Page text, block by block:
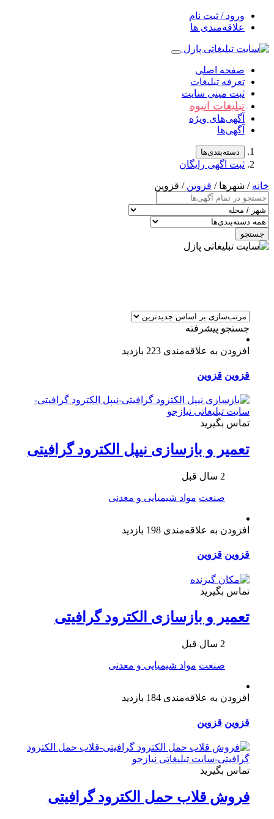
ورود / ثبت نام
علاقه‌مندی ها
صفحه اصلی
تعرفه تبلیغات
ثبت مینی سایت
تبلیغات انبوه
آگهی‌های ویژه
آگهی‌ها
دسته‌بندی‌ها
ثبت اگهی رایگان
خانه / شهرها / قزوین / قزوین
جستجو
جستجو پیشرفته
افزودن به علاقه‌مندی 223 بازدید
قزوین قزوین
تماس بگیرید
تعمیر و بازسازی نیپل الکترود گرافیتی
2 سال قبل
صنعت مواد شیمیایی و معدنی
افزودن به علاقه‌مندی 198 بازدید
قزوین قزوین
تماس بگیرید
تعمیر و بازسازی الکترود گرافیتی
2 سال قبل
صنعت مواد شیمیایی و معدنی
افزودن به علاقه‌مندی 184 بازدید
قزوین قزوین
تماس بگیرید
فروش قلاب حمل الکترود گرافیتی